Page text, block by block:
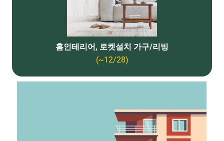
홈인테리어, 로켓설치 가구/리빙
(~12/28)